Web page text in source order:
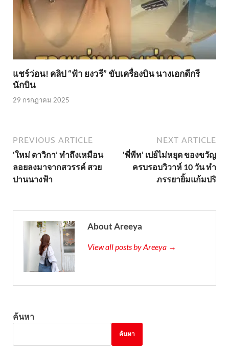
แชร์ว่อน! คลิป “ฟ้า ยงวรี” ขับเครื่องบิน นางเอกดีกรี
นักบิน
29 กรกฎาคม 2025
PREVIOUS ARTICLE
‘ใหม่ ดาวิกา’ ทำถึงเหมือน
ลอยลงมาจากสวรรค์ สวย
ปานนางฟ้า
NEXT ARTICLE
‘พี่พีท’ เปย์ไม่หยุด ของขวัญ
ครบรอบวิวาห์ 10 วัน ทำ
ภรรยายิ้มแก้มปริ
About Areeya
View all posts by Areeya →
ค้นหา
ค้นหา